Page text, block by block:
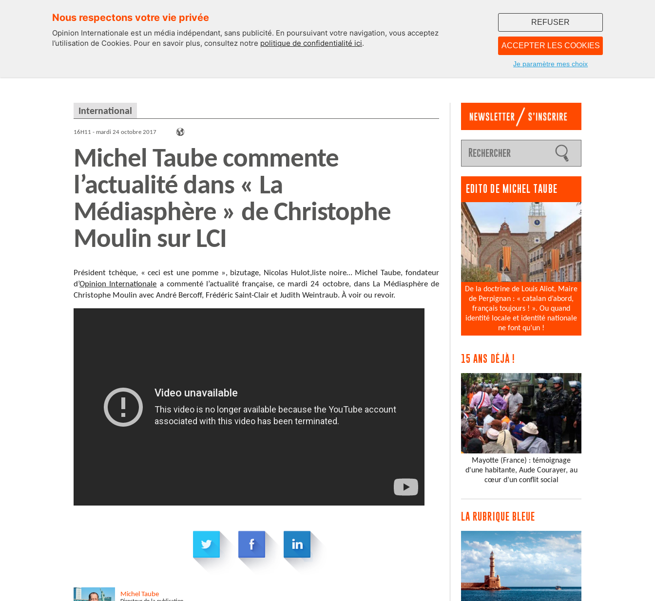
Nous respectons votre vie privée
Opinion Internationale est un média indépendant, sans publicité. En poursuivant votre navigation, vous acceptez
l’utilisation de Cookies. Pour en savoir plus, consultez notre politique de confidentialité ici. ACCEPTER LES COOKIES
REFUSER
Je paramètre mes choix
NOUS
International
16H11 - mardi 24 octobre 2017
Michel Taube commente
l’actualité dans « La
Médiasphère » de Christophe
Moulin sur LCI
Président tchèque, « ceci est une pomme », bizutage, Nicolas Hulot,liste noire… Michel Taube, fondateur
d’Opinion Internationale a commenté l’actualité française, ce mardi 24 octobre, dans La Médiasphèrede
Christophe Moulin avec André Bercoff, Frédéric Saint-Clair et Judith Weintraub. À voir ou revoir.
Michel Taube
EDITO DE MICHEL TAUBE
De la doctrine de Louis Aliot, Maire
de Perpignan : « catalan d’abord,
français toujours ! ». Ou quand
identité locale et identité nationale
ne font qu’un !
15 ANS DÉJÀ !
Mayotte (France) : témoignage
d'une habitante, Aude Courayer, au
cœur d’un conflit social
LA RUBRIQUE BLEUE